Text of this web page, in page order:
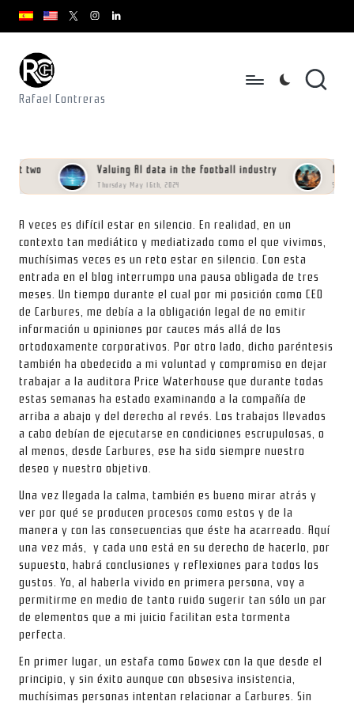
Skip
content
youtube.com
youtube.comx.com/rafacontrerasch
instagram.com
youtube.com
Rafael Contreras
Valuing AI data in the football industry
Thursday May 16th, 2024 Saturday
A veces es difícil estar en silencio. En realidad, en un
contexto tan mediático y mediatizado como el que vivimos,
muchísimas veces es un reto estar en silencio. Con esta
entrada en el blog interrumpo una pausa obligada de tres
meses. Un tiempo durante el cual por mi posición como CEO
de Carbures, me debía a la obligación legal de no emitir
información u opiniones por cauces más allá de los
ortodoxamente corporativos. Por otro lado, dicho paréntesis
también ha obedecido a mi voluntad y compromiso en dejar
trabajar a la auditora Price Waterhouse que durante todas
estas semanas ha estado examinando a la compañía de
arriba a abajo y del derecho al revés. Los trabajos llevados
a cabo debían de ejecutarse en condiciones escrupulosas, o
al menos, desde Carbures, ese ha sido siempre nuestro
deseo y nuestro objetivo.
Una vez llegada la calma, también es bueno mirar atrás y
ver por qué se producen procesos como estos y de la
manera y con las consecuencias que éste ha acarreado. Aquí
una vez más, y cada uno está en su derecho de hacerlo, por
supuesto, habrá conclusiones y reflexiones para todos los
gustos. Yo, al haberla vivido en primera persona, voy a
permitirme en medio de tanto ruido sugerir tan sólo un par
de elementos que a mi juicio facilitan esta tormenta
perfecta.
En primer lugar, un estafa como Gowex con la que desde el
principio, y sin éxito aunque con obsesiva insistencia,
muchísimas personas intentan relacionar a Carbures. Sin